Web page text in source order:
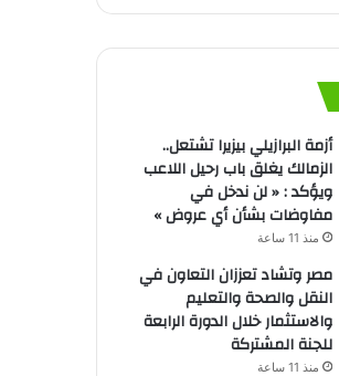
أزمة البرازيلي بيزيرا تشتعل..
الزمالك يغلق باب رحيل اللاعب
ويؤكد : « لن ندخل في
مفاوضات بشأن أي عروض »
منذ 11 ساعة
مصر وتشاد تعززان التعاون في
النقل والصحة والتعليم
والاستثمار خلال الدورة الرابعة
للجنة المشتركة
منذ 11 ساعة